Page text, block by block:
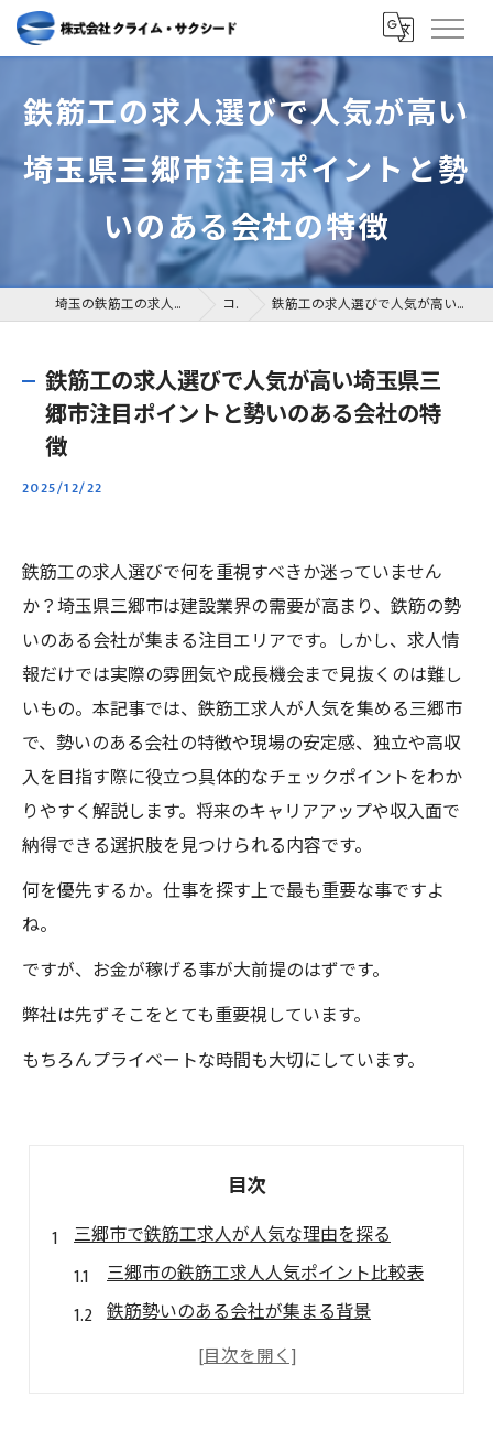
鉄筋工の求人選びで人気が高い
埼玉県三郷市注目ポイントと勢
いのある会社の特徴
埼玉の鉄筋工の求人なら株式会社クライム・サクシード コラム 鉄筋工の求人選びで人気が高い埼玉県三郷市注目ポイントと勢いのある会社の特徴
鉄筋工の求人選びで人気が高い埼玉県三
郷市注目ポイントと勢いのある会社の特
徴
2025/12/22
鉄筋工の求人選びで何を重視すべきか迷っていません
か？埼玉県三郷市は建設業界の需要が高まり、鉄筋の勢
いのある会社が集まる注目エリアです。しかし、求人情
報だけでは実際の雰囲気や成長機会まで見抜くのは難し
いもの。本記事では、鉄筋工求人が人気を集める三郷市
で、勢いのある会社の特徴や現場の安定感、独立や高収
入を目指す際に役立つ具体的なチェックポイントをわか
りやすく解説します。将来のキャリアアップや収入面で
納得できる選択肢を見つけられる内容です。
何を優先するか。仕事を探す上で最も重要な事ですよ
ね。
ですが、お金が稼げる事が大前提のはずです。
弊社は先ずそこをとても重要視しています。
もちろんプライベートな時間も大切にしています。
目次
三郷市で鉄筋工求人が人気な理由を探る
三郷市の鉄筋工求人人気ポイント比較表
鉄筋勢いのある会社が集まる背景
未経験から始める鉄筋工の魅力